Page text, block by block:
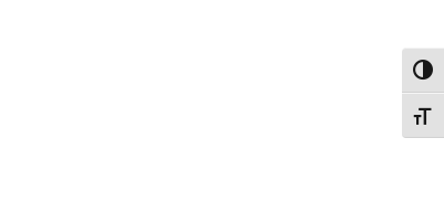
הפעל/כבה ניגודיות גבוהה
מתג גודל גופן